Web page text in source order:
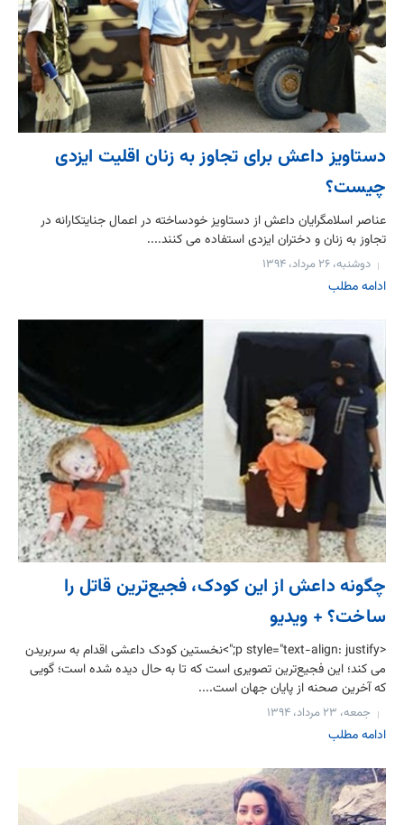
دستاویز داعش برای تجاوز به زنان اقلیت ایزدی
چیست؟
عناصر اسلامگرایان داعش از دستاویز خودساخته در اعمال جنایتکارانه در
تجاوز به زنان و دختران ایزدی استفاده می کنند....
دوشنبه، ۲۶ مرداد، ۱۳۹۴
ادامه مطلب
چگونه داعش از این کودک، فجیع‌ترین قاتل را
ساخت؟ + ویدیو
<p style="text-align: justify;">نخستین کودک داعشی اقدام به سربریدن
می کند؛ این فجیع‌ترین تصویری است که تا به حال دیده شده است؛ گویی
که آخرین صحنه از پایان جهان است....
جمعه، ۲۳ مرداد، ۱۳۹۴
ادامه مطلب